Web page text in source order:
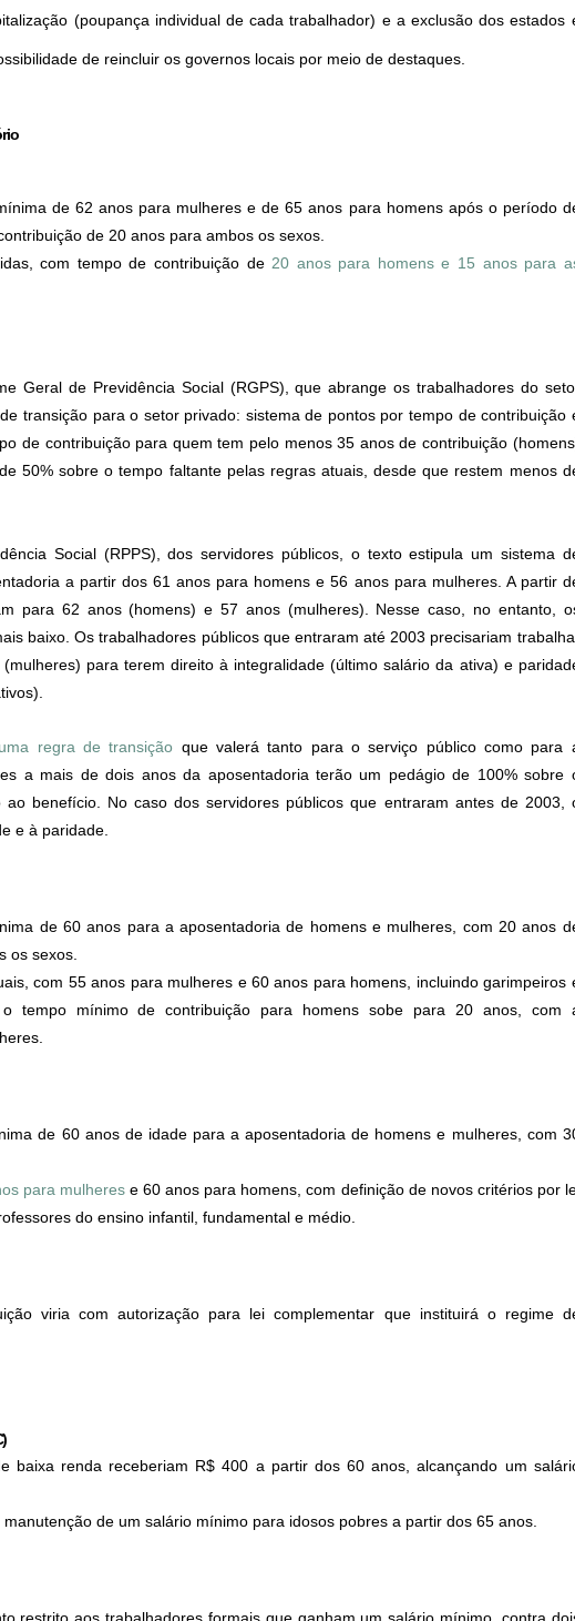
(poupança individual de cada trabalhador) e a exclusão dos estados
de reincluir os governos locais por meio de destaques.
de 62 anos para mulheres e de 65 anos para homens após o período
de 20 anos para ambos os sexos.
com tempo de contribuição de20 anos para homens e 15 anos para
Geral de Previdência Social (RGPS), que abrange os trabalhadores do
transição para o setor privado: sistema de pontos por tempo de contribuição
de contribuição para quem tem pelo menos 35 anos de contribuição
50% sobre o tempo faltante pelas regras atuais, desde que restem menos
Social (RPPS), dos servidores públicos, o texto estipula um sistema
a partir dos 61 anos para homens e 56 anos para mulheres. A partir
para 62 anos (homens) e 57 anos (mulheres). Nesse caso, no entanto,
baixo. Os trabalhadores públicos que entraram até 2003 precisariam
para terem direito à integralidade (último salário da ativa) e
regra de transição que valerá tanto para o serviço público como para
a mais de dois anos da aposentadoria terão um pedágio de 100% sobre
benefício. No caso dos servidores públicos que entraram antes de 2003,
e à paridade.
de 60 anos para a aposentadoria de homens e mulheres, com 20 anos
os sexos.
com 55 anos para mulheres e 60 anos para homens, incluindo garimpeiros
o tempo mínimo de contribuição para homens sobe para 20 anos, com
de 60 anos de idade para a aposentadoria de homens e mulheres, com
para mulheres e 60 anos para homens, com definição de novos critérios por
do ensino infantil, fundamental e médio.
viria com autorização para lei complementar que instituirá o regime
baixa renda receberiam R$ 400 a partir dos 60 anos, alcançando um
de um salário mínimo para idosos pobres a partir dos 65 anos.